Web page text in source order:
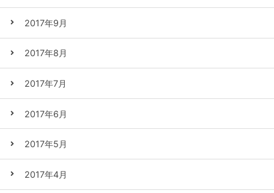
2017年9月
2017年8月
2017年7月
2017年6月
2017年5月
2017年4月